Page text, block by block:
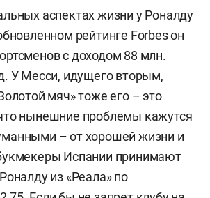
аспектах жизни у Роналду
рейтинге Forbes он
с доходом 88 млн.
У Месси, идущего вторым,
мяч» тоже его – это
нынешние проблемы кажутся
– от хорошей жизни и
Испании принимают
из «Реала» по